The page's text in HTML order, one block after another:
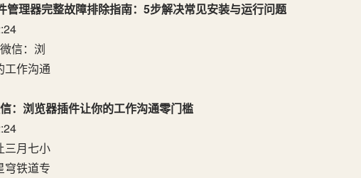
管理器完整故障排除指南：5步解决常见安装与运行问题
：浏览器插件让你的工作沟通零门槛